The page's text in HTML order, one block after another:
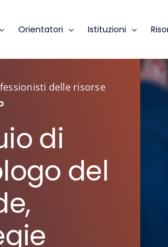
Orientatori Istituzioni
delle risorse
di
del